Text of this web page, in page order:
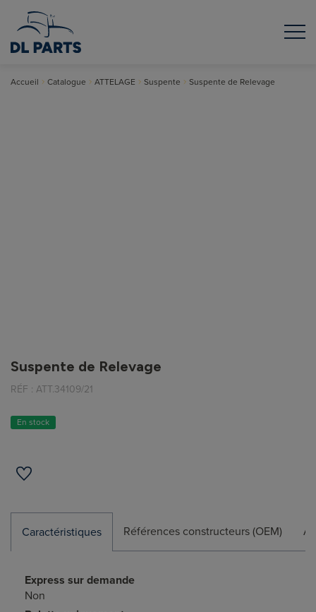
Accueil Catalogue ATTELAGE Suspente Suspente de Relevage
Suspente de Relevage
RÉF : ATT.34109/21
En stock
Caractéristiques Références constructeurs (OEM)
Express sur demande
Non